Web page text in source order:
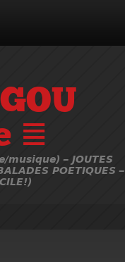
≣
musique) – JOUTES
POETIQUES –